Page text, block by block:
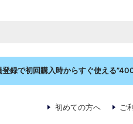
登録で初回購入時からすぐ使える
初めての方へ ご